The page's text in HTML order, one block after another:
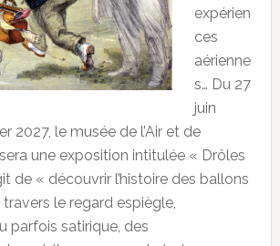
expérien
ces
aérienne
s… Du 27
juin
2027, le musée de l’Air et de
une exposition intitulée « Drôles
de « découvrir l’histoire des ballons
le regard espiègle,
parfois satirique, des